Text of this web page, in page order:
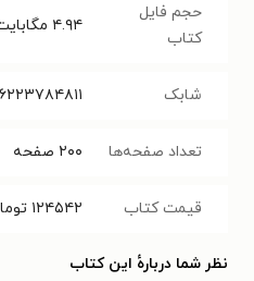
حجم فایل
کتاب
۴.۹۴
شابک
تعداد صفحه‌ها ۲۰۰ صفحه
قیمت کتاب ۱۲۴۵۴۲
نظر شما دربارهٔ این کتاب